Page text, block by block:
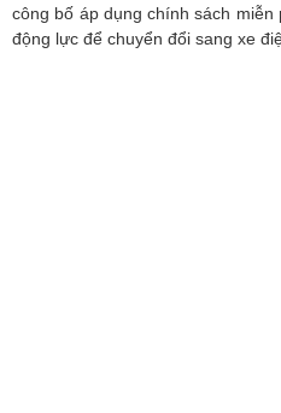
công bố áp dụng chính sách
động lực để chuyển đổi sang xe